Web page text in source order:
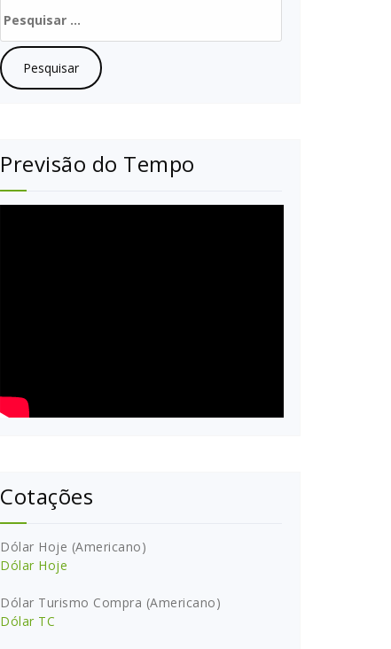
por:
Previsão do Tempo
Cotações
Dólar Hoje (Americano)
Dólar Hoje
Dólar Turismo Compra (Americano)
Dólar TC